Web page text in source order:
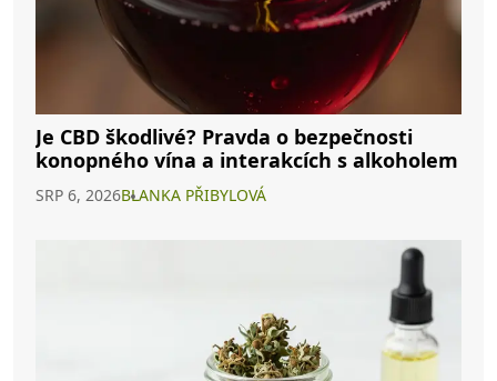
Je CBD škodlivé? Pravda o bezpečnosti
konopného vína a interakcích s alkoholem
SRP 6, 2026BLANKA PŘIBYLOVÁ